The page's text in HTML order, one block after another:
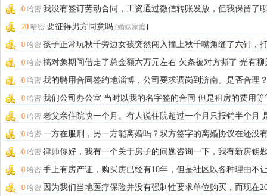
久了，我想知道[人身损害]
0 哈密 我没有签订劳动合同，工资通过微信转账发放，但我保留了
记录，这种情况[劳动纠纷]
20 哈密 要征得男方同意吗 [婚姻家庭]
0 哈密 孩子正常玩秋千旁边女孩突然闯入撞上秋千嘴角缝了六针，
破伤风[ 简单咨询]
0 哈密 搞对象期间借走了总金额六万元左右 欠条被对方撕了 光有聊
录 转账记[债务追讨]
0 哈密 我的聘用合同签约地淄博，公司要求调岗到济南。是否合理
如何解决？[劳动纠纷]
0 哈密 我们公司办公室 当时以我的名字签的合同 但是租房的费用等
是公司对公[合同纠纷]
0 哈密 老父亲住院快一个月。有人说住院超过一个月只报销半个月
有相关的政策[简单咨询
0 哈密 一方在服刑，另一方能离婚吗？双方签字的离婚协议在还没
理离婚证的情况[婚姻家庭]
0 哈密 律师你好，我有一个关于房子的问题咨询一下，我有新房钥
到手了，但房产[简单咨询
0 哈密 手上有房产证，购买房已经有10年，但是社区以各种理由不
户[ 简单咨询]
0 哈密 因为我们当地医疗保险并没有强制性要求单位购买，而现在